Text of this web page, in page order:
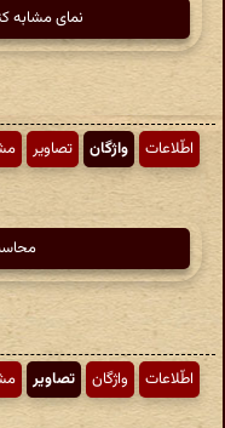
نمای مشابه
اطّلاعات واژگان تصاویر
اطّلاعات واژگان تصاویر